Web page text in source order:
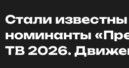
Стали известны
номинанты
ТВ 2026.